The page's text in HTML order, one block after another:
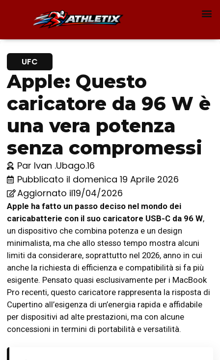
UFC
Apple: Questo
caricatore da 96 W è
una vera potenza
senza compromessi
Par Ivan .Ubago.16
Pubblicato il domenica 19 Aprile 2026
Aggiornato il19/04/2026
Apple ha fatto un passo deciso nel mondo dei
caricabatterie con il suo caricatore USB-C da 96 W,
un dispositivo che combina potenza e un design
minimalista, ma che allo stesso tempo mostra alcuni
limiti da considerare, soprattutto nel 2026, anno in cui
anche la richiesta di efficienza e compatibilità si fa più
esigente. Pensato quasi esclusivamente per i MacBook
Pro recenti, questo caricatore rappresenta la risposta di
Cupertino all’esigenza di un’energia rapida e affidabile
per dispositivi ad alte prestazioni, ma con alcune
concessioni in termini di portabilità e versatilità.